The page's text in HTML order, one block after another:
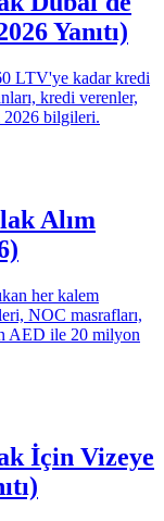
Yanıtı)
LTV'ye kadar kredi
kredi verenler,
2026 bilgileri.
Alım
her kalem
NOC masrafları,
AED ile 20 milyon
İçin Vizeye